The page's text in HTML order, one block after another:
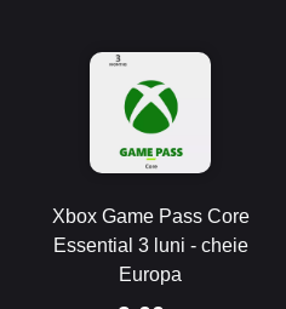
Xbox Game Pass Core
Essential 3 luni - cheie
Europa